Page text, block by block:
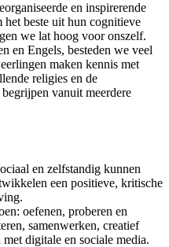
en inspirerende
beste uit hun cognitieve
we lat hoog voor onszelf.
en Engels, besteden we veel
maken kennis met
religies en de
vanuit meerdere
en zelfstandig kunnen
een positieve, kritische
oefenen, proberen en
samenwerken, creatief
digitale en sociale media.